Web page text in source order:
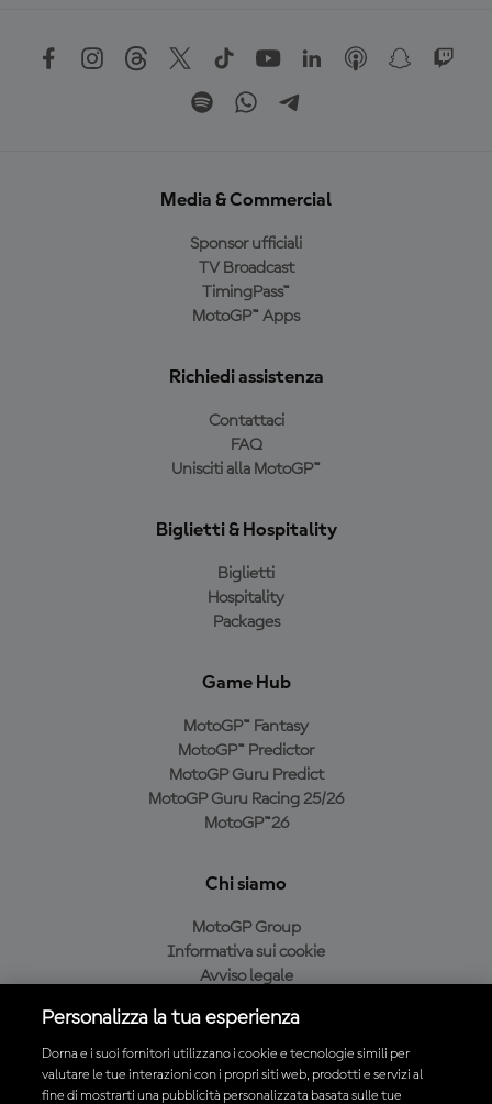
Media & Commercial
Sponsor ufficiali
TV Broadcast
TimingPass™
MotoGP™ Apps
Richiedi assistenza
Contattaci
FAQ
Unisciti alla MotoGP™
Biglietti & Hospitality
Biglietti
Hospitality
Packages
Game Hub
MotoGP™ Fantasy
MotoGP™ Predictor
MotoGP Guru Predict
MotoGP Guru Racing 25/26
MotoGP™26
Chi siamo
MotoGP Group
Informativa sui cookie
Avviso legale
Condizioni di acquisto
Personalizza la tua esperienza
Dorna e i suoi fornitori utilizzano i cookie e tecnologie simili per
valutare le tue interazioni con i propri siti web, prodotti e servizi al
fine di mostrarti una pubblicità personalizzata basata sulle tue